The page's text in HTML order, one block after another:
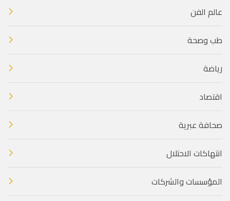
عالم الفن
طب وصحة
رياضة
اقتصاد
صحافة عبرية
انتهاكات الاحتلال
المؤسسات والشركات